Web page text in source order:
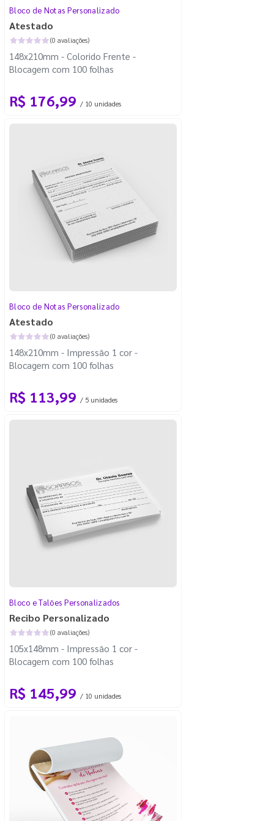
Bloco de Notas Personalizado
Atestado
(0 avaliações)
148x210mm - Colorido Frente -
Blocagem com 100 folhas
R$ 176,99 / 10 unidades
Bloco de Notas Personalizado
Atestado
(0 avaliações)
148x210mm - Impressão 1 cor -
Blocagem com 100 folhas
R$ 113,99 / 5 unidades
Bloco e Talões Personalizados
Recibo Personalizado
(0 avaliações)
105x148mm - Impressão 1 cor -
Blocagem com 100 folhas
R$ 145,99 / 10 unidades